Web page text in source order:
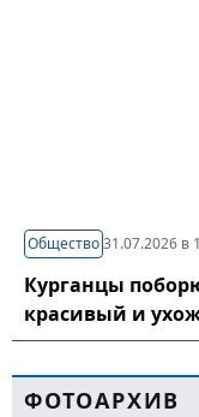
Общество31.07.2026 в
Курганцы
красивый и
ФОТОАРХИВ